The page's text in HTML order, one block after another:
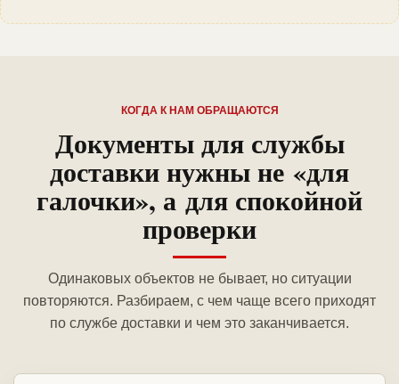
КОГДА К НАМ ОБРАЩАЮТСЯ
Документы для службы
доставки нужны не «для
галочки», а для спокойной
проверки
Одинаковых объектов не бывает, но ситуации
повторяются. Разбираем, с чем чаще всего приходят
по службе доставки и чем это заканчивается.